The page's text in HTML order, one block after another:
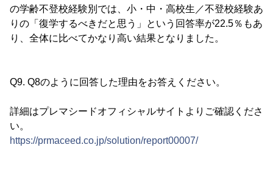
の学齢不登校経験別では、小・中・高校生／不登校経験あ
りの「復学するべきだと思う」という回答率が22.5％もあ
り、全体に比べてかなり高い結果となりました。
Q9. Q8のように回答した理由をお答えください。
詳細はプレマシードオフィシャルサイトよりご確認くださ
い。
https://prmaceed.co.jp/solution/report00007/